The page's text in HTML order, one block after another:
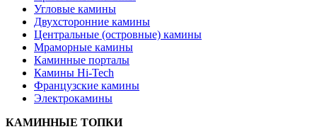
Угловые камины
Двухсторонние камины
Центральные (островные) камины
Мраморные камины
Каминные порталы
Камины Hi-Tech
Французские камины
Электрокамины
КАМИННЫЕ ТОПКИ